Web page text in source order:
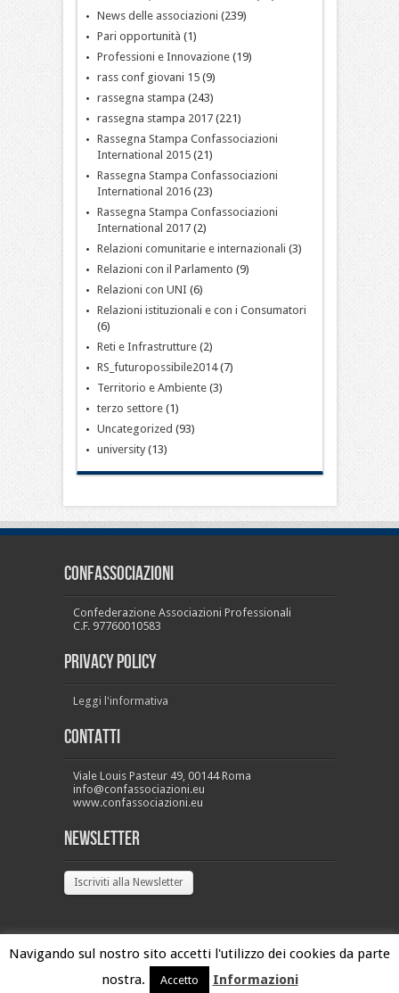
News delle associazioni (239)
Pari opportunità (1)
Professioni e Innovazione(19)
rass conf giovani 15(9)
rassegna stampa (243)
rassegna stampa 2017(221)
Rassegna Stampa Confassociazioni
International 2015(21)
Rassegna Stampa Confassociazioni
International 2016(23)
Rassegna Stampa Confassociazioni
International 2017(2)
Relazioni comunitarie e internazionali (3)
Relazioni con il Parlamento (9)
Relazioni con UNI (6)
Relazioni istituzionali e con i Consumatori
(6)
Reti e Infrastrutture(2)
RS_futuropossibile2014(7)
Territorio e Ambiente(3)
terzo settore(1)
Uncategorized (93)
university(13)
CONFASSOCIAZIONI
Confederazione Associazioni Professionali
C.F. 97760010583
PRIVACY POLICY
Leggi l'informativa
Contatti
Viale Louis Pasteur 49, 00144 Roma
info@confassociazioni.eu
www.confassociazioni.eu
Newsletter
Iscriviti alla Newsletter
Confassociazioni Copyright 2026 © - All Rights Reserved
Navigando sul nostro sito accetti l'utilizzo dei cookies da parte
nostra.
Accetto Informazioni